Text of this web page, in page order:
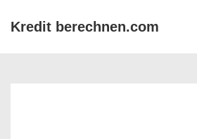
ZumKredit berechnen.com